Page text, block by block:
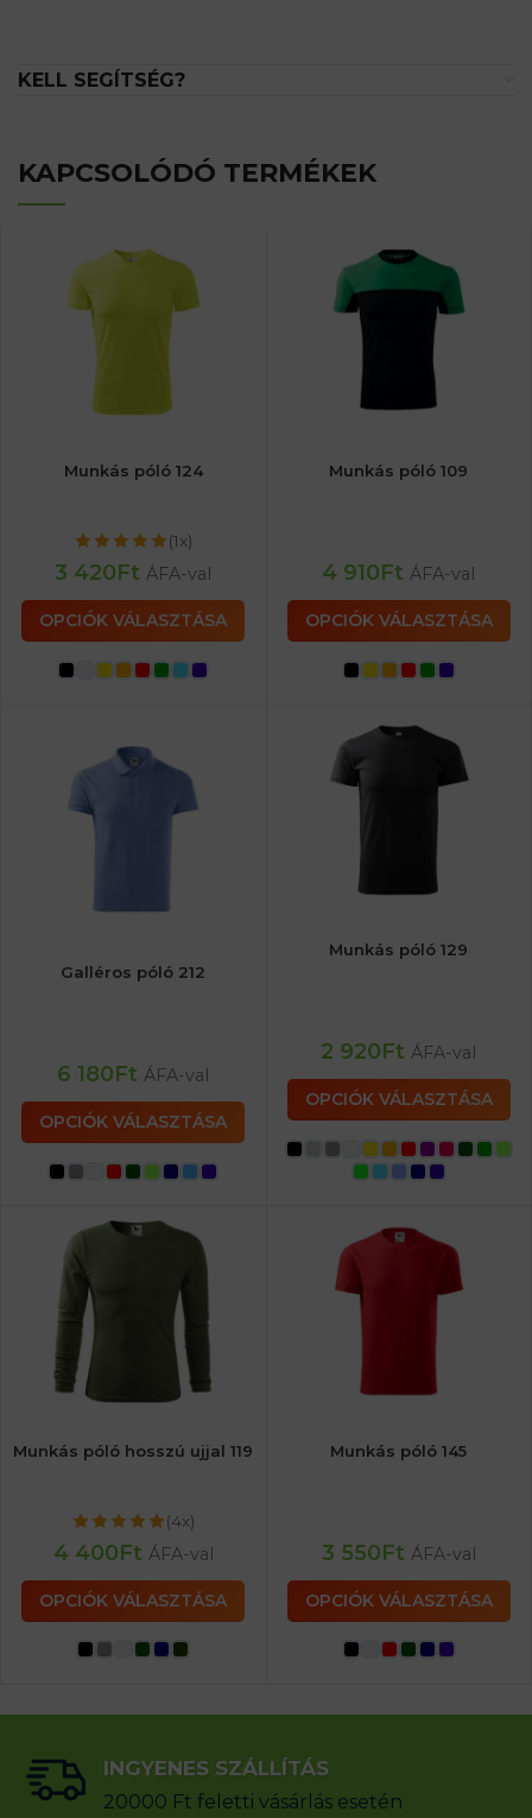
KELL SEGÍTSÉG?
KAPCSOLÓDÓ TERMÉKEK
Munkás póló 124
(1x)
3 420Ft ÁFA-val
OPCIÓK VÁLASZTÁSA
Munkás póló 109
4 910Ft ÁFA-val
OPCIÓK VÁLASZTÁSA
Galléros póló 212
6 180Ft ÁFA-val
OPCIÓK VÁLASZTÁSA
Munkás póló 129
2 920Ft ÁFA-val
OPCIÓK VÁLASZTÁSA
Munkás póló hosszú ujjal 119
(4x)
4 400Ft ÁFA-val
OPCIÓK VÁLASZTÁSA
Munkás póló 145
3 550Ft ÁFA-val
OPCIÓK VÁLASZTÁSA
INGYENES SZÁLLÍTÁS
20000 Ft feletti vásárlás esetén